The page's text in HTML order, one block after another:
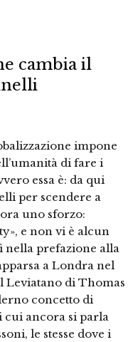
cambia il
impone
di fare i
essa è: da qui
per scendere a
uno sforzo:
e non vi è alcun
nella prefazione alla
a Londra nel
Leviatano di Thomas
concetto di
cui ancora si parla
le stesse dove i